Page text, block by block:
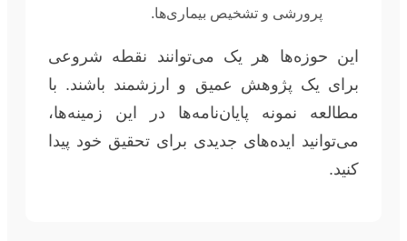
پرورشی و تشخیص بیماری‌ها.
این حوزه‌ها هر یک می‌توانند نقطه شروعی
برای یک پژوهش عمیق و ارزشمند باشند. با
مطالعه نمونه پایان‌نامه‌ها در این زمینه‌ها،
می‌توانید ایده‌های جدیدی برای تحقیق خود پیدا
کنید.